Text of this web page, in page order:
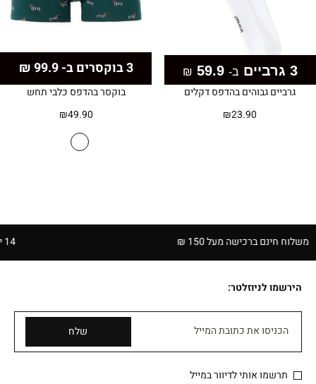
3 גרביים ב- ₪
גרביים גבוהים בהדפס דקלים
₪23.90
3 בוקסרים ב- 99.9 ₪
בוקסר בהדפס כלבי תחש
₪49.90
חינם ברכישה מעל 150 ₪
הירשמו לניוזלטר:
הכניסו את כתובת המייל שלח
תרשמו אותי לדיוור במייל